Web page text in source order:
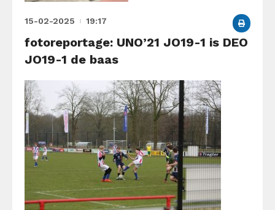
15-02-2025 19:17
fotoreportage: UNO’21 JO19-1 is DEO
JO19-1 de baas